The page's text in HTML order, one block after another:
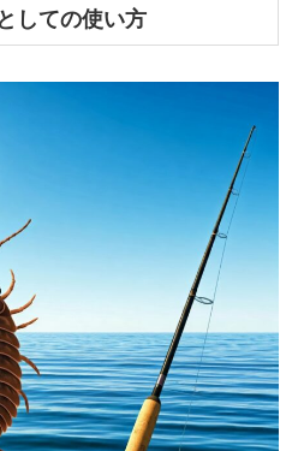
しての使い方